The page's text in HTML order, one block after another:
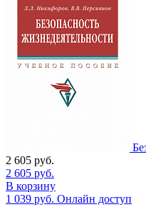
2 605 руб.
2 605 руб.
В корзину
1 039 руб. Онлайн доступ